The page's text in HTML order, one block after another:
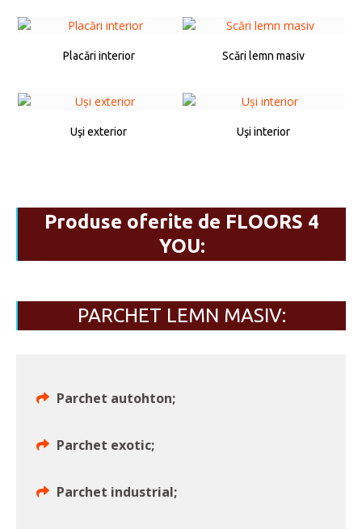
Placări interior Scări lemn masiv
Uşi exterior Uşi interior
Produse oferite de FLOORS 4
YOU:
PARCHET LEMN MASIV:
Parchet autohton;
Parchet exotic;
Parchet industrial;